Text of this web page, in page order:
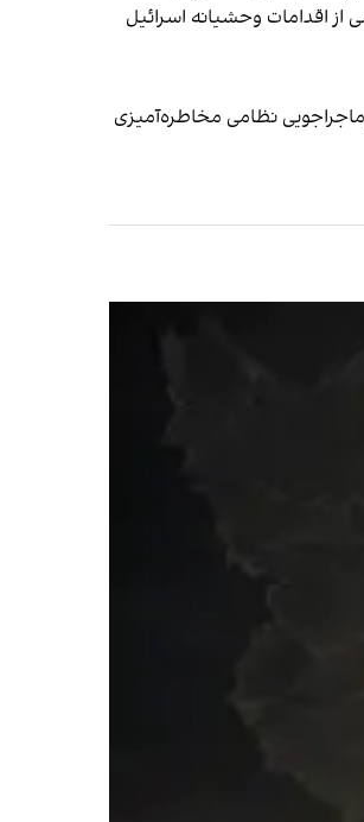
اقدامات وحشیانه اسرائیل
نظامی مخاطره‌آمیزی